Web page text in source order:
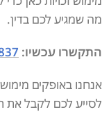
מה שמגיע לכם בדין.
התקשרו עכשיו:
אנחנו באופקים
לסייע לכם לקבל את